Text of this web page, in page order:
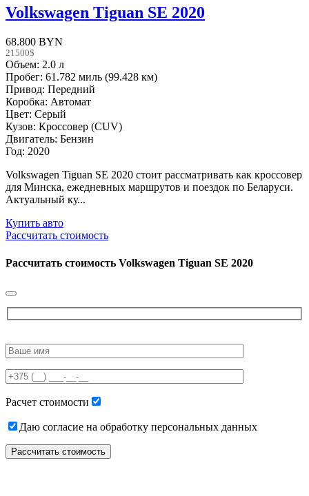
Volkswagen Tiguan SE 2020
68.800 BYN
21500$
Объем: 2.0 л
Пробег: 61.782 миль (99.428 км)
Привод: Передний
Коробка: Автомат
Цвет: Серый
Кузов: Кроссовер (CUV)
Двигатель: Бензин
Год: 2020
Volkswagen Tiguan SE 2020 стоит рассматривать как кроссовер
для Минска, ежедневных маршрутов и поездок по Беларуси.
Актуальный ку...
Купить авто
Рассчитать стоимость
Рассчитать стоимость Volkswagen Tiguan SE 2020
leave
field
empty.
Расчет стоимости
Даю согласие на обработку персональных данных